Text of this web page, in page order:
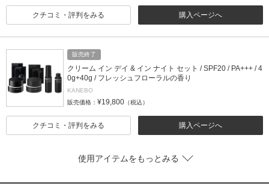
購入ページへ
クチコミ・評判をみる
販売終了
クリーム イン デイ & イン ナイト セット / SPF20 / PA+++ / 4
0g+40g / フレッシュフローラルの香り
KANEBO
販売価格： ¥19,800 （税込）
購入ページへ
クチコミ・評判をみる
使用アイテムをもっとみる